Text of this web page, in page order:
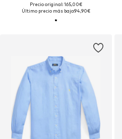
Precio original: 165,00€
Último precio más bajo:94,90€